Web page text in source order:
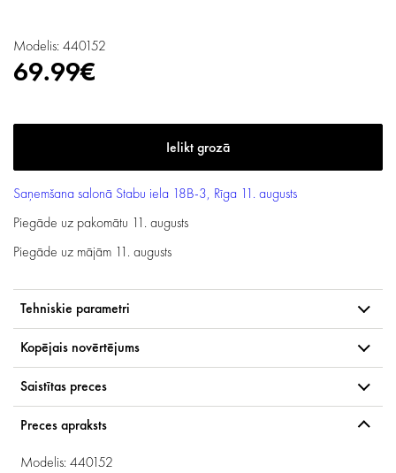
Modelis: 440152
69.99€
Saņemšana salonā Stabu iela 18B-3, Rīga 11. augusts
Piegāde uz pakomātu 11. augusts
Piegāde uz mājām 11. augusts
Tehniskie parametri
Kopējais novērtējums
Saistītas preces
Preces apraksts
Modelis: 440152